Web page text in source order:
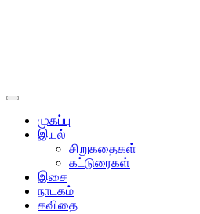
முகப்பு
இயல்
சிறுகதைகள்
கட்டுரைகள்
இசை
நாடகம்
கவிதை